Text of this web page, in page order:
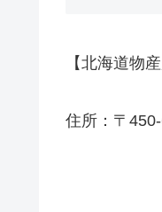
【北海道物
住所：〒